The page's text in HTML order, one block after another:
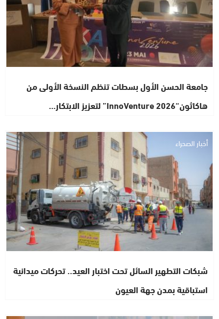
جامعة الحسن الأول بسطات تنظم النسخة الأولى من
هاكاثون“InnoVenture 2026” لتعزيز الابتكار…
أخبار الصحراء
شبكات التطهير السائل تحت اختبار العيد.. تحركات ميدانية
استباقية بمدن جهة العيون